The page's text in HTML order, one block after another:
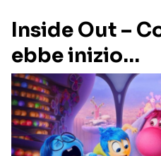
Inside Out –
ebbe inizio…